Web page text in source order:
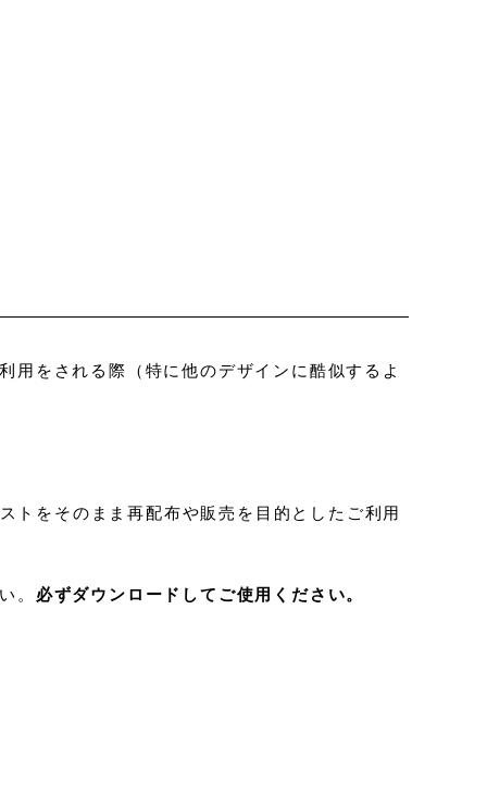
用をされる際（特に他のデザインに酷似するよ
トをそのまま再配布や販売を目的としたご利用
。 必ずダウンロードしてご使用ください。